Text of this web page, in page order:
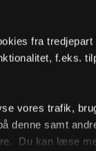
fra
f.eks.
vores trafik,
denne samt
Du kan læse